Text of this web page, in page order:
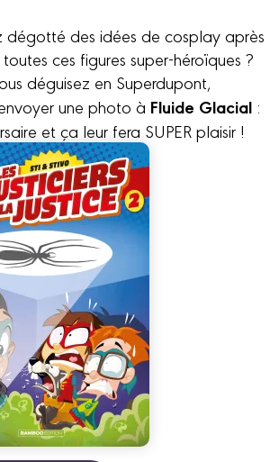
dégotté des idées de cosplay après
ces figures super-héroïques ?
déguisez en Superdupont,
une photo à Fluide Glacial :
et ça leur fera SUPER plaisir !